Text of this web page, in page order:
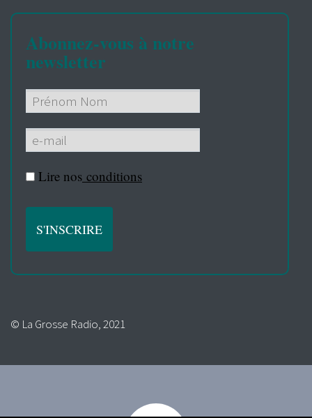
Abonnez-vous à notre
newsletter
Lire nos conditions
© La Grosse Radio, 2021